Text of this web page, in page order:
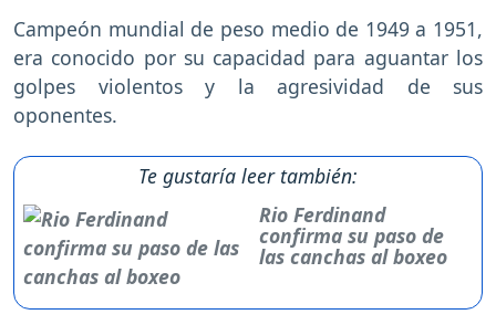
Campeón mundial de peso medio de 1949 a 1951,
era conocido por su capacidad para aguantar los
golpes violentos y la agresividad de sus
oponentes.
Te gustaría leer también:
Rio Ferdinand
confirma su paso de
las canchas al boxeo